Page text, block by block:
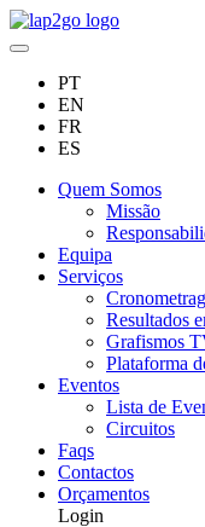
PT
EN
FR
ES
Quem Somos
Missão
Equipa
Serviços
Resultados
Grafismos
Plataforma
Eventos
Lista de
Circuitos
Faqs
Contactos
Orçamentos
Login